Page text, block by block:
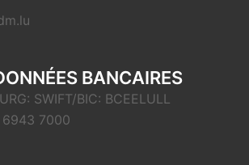
BANCAIRES
SWIFT/BIC: BCEELULL
6943 7000